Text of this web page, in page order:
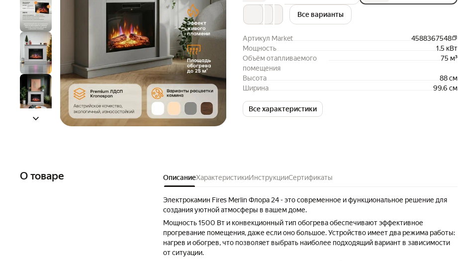
Все варианты
Артикул Market
4588367548
Мощность
1.5 кВт
Объём отапливаемого
помещения
75 м³
Высота
88 см
Ширина
99.6 см
Все характеристики
О товаре ОписаниеХарактеристикиИнструкцииСертификаты
Электрокамин Fires Merlin Флора 24 - это современное и функциональное решение для
создания уютной атмосферы в вашем доме.
Мощность 1500 Вт и конвекционный тип обогрева обеспечивают эффективное
прогревание помещения, даже если оно большое. Устройство имеет два режима работы:
нагрев и обогрев, что позволяет выбрать наиболее подходящий вариант в зависимости
от ситуации.